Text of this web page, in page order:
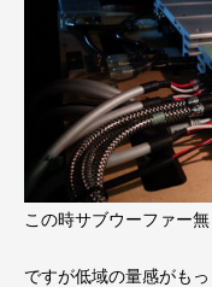
この時サブウーファー
ですが低域の量感がも